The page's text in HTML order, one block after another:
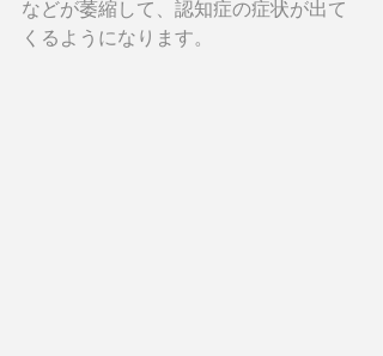
などが萎縮して、認知症の症状が出て
くるようになります。